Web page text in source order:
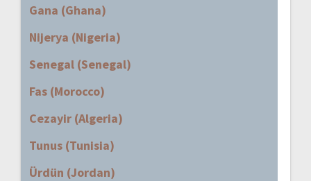
Gana (Ghana)
Nijerya (Nigeria)
Senegal (Senegal)
Fas (Morocco)
Cezayir (Algeria)
Tunus (Tunisia)
Ürdün (Jordan)